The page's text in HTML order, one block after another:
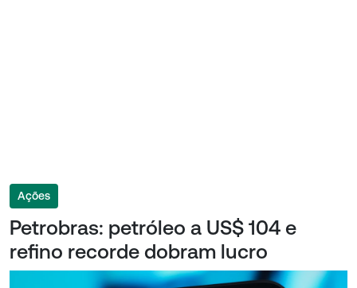
Ações
Petrobras: petróleo a US$ 104 e
refino recorde dobram lucro